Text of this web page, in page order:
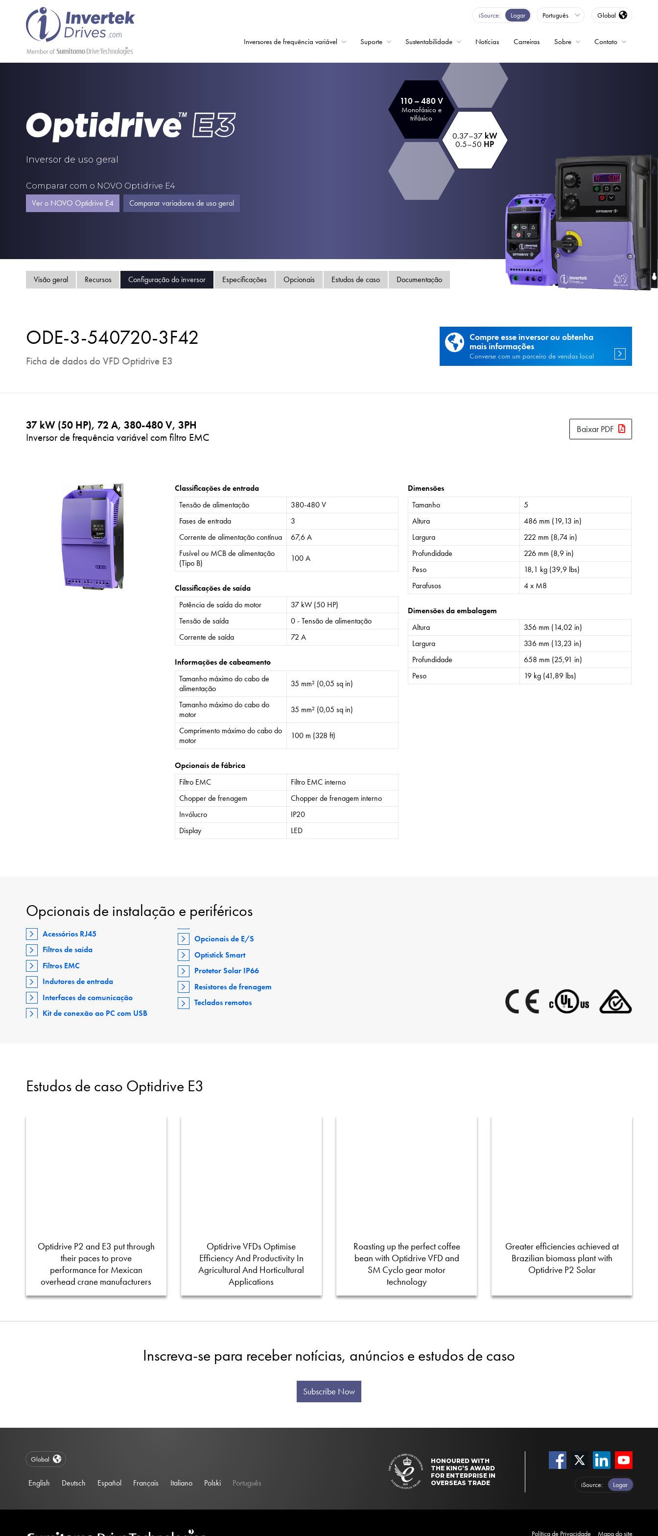
iSource Logar Português Global
Inversores de frequência variável Suporte Sustentabilidade Notícias Carreiras Sobre Contato
Inversor de uso geral
Comparar com o NOVO Optidrive E4
Ver o NOVO Optidrive E4 Comparar variadores de uso geral
110 – 480 V
Monofásico e
trifásico
0.37–37 kW
0.5–50 HP
Visão geral Recursos Configuração do inversor Especificações Opcionais Estudos de caso Documentação
ODE-3-540720-3F42
Ficha de dados do VFD Optidrive E3
Compre esse inversor ou obtenha
mais informações
Converse com um parceiro de vendas local
37 kW (50 HP), 72 A, 380-480 V, 3PH
Inversor de frequência variável com filtro EMC
Baixar PDF
Classificações de entrada
Tensão de alimentação
380-480 V
Fases de entrada
3
Corrente de alimentação contínua
67,6 A
Fusível ou MCB de alimentação
(Tipo B)
100 A
Classificações de saída
Potência de saída do motor
37 kW (50 HP)
Tensão de saída
0 - Tensão de alimentação
Corrente de saída
72 A
Informações de cabeamento
Tamanho máximo do cabo de
alimentação
35 mm² (0,05 sq in)
Tamanho máximo do cabo do
motor
35 mm² (0,05 sq in)
Comprimento máximo do cabo do
motor
100 m (328 ft)
Opcionais de fábrica
Filtro EMC
Filtro EMC interno
Chopper de frenagem
Chopper de frenagem interno
Invólucro
IP20
Display
LED
Dimensões
Tamanho
5
Altura
486 mm (19,13 in)
Largura
222 mm (8,74 in)
Profundidade
226 mm (8,9 in)
Peso
18,1 kg (39,9 lbs)
Parafusos
4 x M8
Dimensões da embalagem
Altura
356 mm (14,02 in)
Largura
336 mm (13,23 in)
Profundidade
658 mm (25,91 in)
Peso
19 kg (41,89 lbs)
Opcionais de instalação e periféricos
Acessórios RJ45
Filtros de saída
Filtros EMC
Indutores de entrada
Interfaces de comunicação
Kit de conexão ao PC com USB
Opcionais de E/S
Optistick Smart
Protetor Solar IP66
Resistores de frenagem
Teclados remotos
Estudos de caso Optidrive E3
Optidrive P2 and E3 put through
their paces to prove
performance for Mexican
overhead crane manufacturers
Optidrive VFDs Optimise
Efficiency And Productivity In
Agricultural And Horticultural
Applications
Roasting up the perfect coffee
bean with Optidrive VFD and
SM Cyclo gear motor
technology
Greater efficiencies achieved at
Brazilian biomass plant with
Optidrive P2 Solar
Inscreva-se para receber notícias, anúncios e estudos de caso
Subscribe Now
HONOURED WITH
THE KING’S AWARD
FOR ENTERPRISE IN
OVERSEAS TRADE
iSource Logar
Global
English Deutsch Español Français Italiano Polski Português
Política de Privacidade Mapa do site
Inversores de frequência variável
Suporte
Sustentabilidade
Carreiras
Sobre